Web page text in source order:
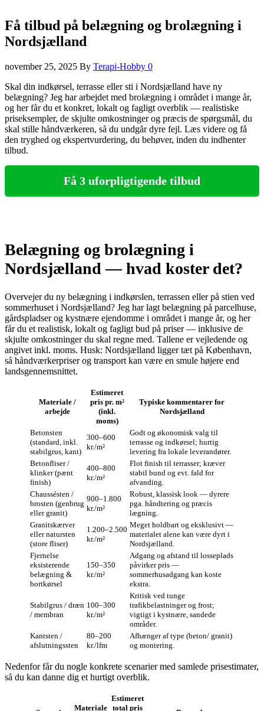
Få tilbud på belægning og brolægning i
Nordsjælland
november 25, 2025 By Terapi-Hobby 0
Skal din indkørsel, terrasse eller sti i Nordsjælland have ny
belægning? Jeg har arbejdet med brolægning i området i mange år,
og her får du et konkret, lokalt og fagligt overblik — realistiske
priseksempler, de skjulte omkostninger og præcis de spørgsmål, du
skal stille håndværkeren, så du undgår dyre fejl. Læs videre og få
den tryghed og ekspertvurdering, du behøver, inden du indhenter
tilbud.
Få 3 uforpligtigende tilbud
Belægning og brolægning i
Nordsjælland — hvad koster det?
Overvejer du ny belægning i indkørslen, terrassen eller på stien ved
sommerhuset i Nordsjælland? Jeg har lagt belægning på parcelhuse,
gårdspladser og kystnære ejendomme i området i mange år, og her
får du et realistisk, lokalt og fagligt bud på priser — inklusive de
skjulte omkostninger du skal regne med. Tallene er vejledende og
angivet inkl. moms. Husk: Nordsjælland ligger tæt på København,
så håndværkerpriser og transport kan være en smule højere end
landsgennemsnittet.
Materiale /
arbejde
Estimeret
pris pr. m²
(inkl.
moms)
Typiske kommentarer for
Nordsjælland
Betonsten
(standard, inkl.
stabilgrus, kant)
300–600
kr./m²
Godt og økonomisk valg til
terrasse og indkørsel; hurtig
levering fra lokale leverandører.
Betonfliser /
klinker (pænt
finish)
400–800
kr./m²
Flot finish til terrasser; kræver
stabil bund og evt. fald for
afvanding.
Chaussésten /
brosten (genbrug
eller granit)
900–1.800
kr./m²
Robust, klassisk look — dyrere
pga. håndtering og præcis
lægning.
Granitskærver
eller natursten
(store fliser)
1.200–2.500
kr./m²
Meget holdbart og eksklusivt —
materialet alene kan være dyrt i
Nordsjælland.
Fjernelse
eksisterende
belægning &
bortkørsel
150–350
kr./m²
Adgang og afstand til losseplads
påvirker pris —
sommerhusadgang kan koste
ekstra.
Stabilgrus / dræn
/ membran
100–300
kr./m²
Kritisk ved tunge
trafikbelastninger og frost;
vigtigt i kystnære, sandede
områder.
Kantsten /
afslutningssten
80–200
kr./lfm
Afhænger af type (beton/ granit)
og montering.
Nedenfor får du nogle konkrete scenarier med samlede prisestimater,
så du kan danne dig et hurtigt overblik.
Materiale
Estimeret
total pris